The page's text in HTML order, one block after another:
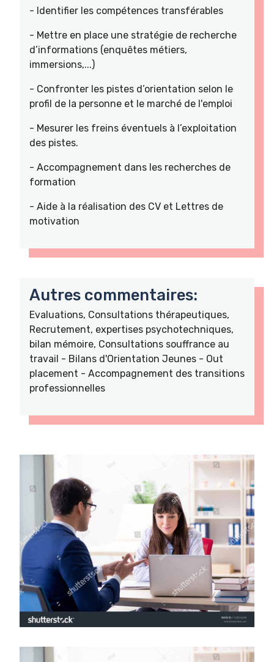
- Identifier les compétences transférables
- Mettre en place une stratégie de recherche
d’informations (enquêtes métiers,
immersions,...)
- Confronter les pistes d’orientation selon le
profil de la personne et le marché de l'emploi
- Mesurer les freins éventuels à l’exploitation
des pistes.
- Accompagnement dans les recherches de
formation
- Aide à la réalisation des CV et Lettres de
motivation
Autres commentaires:
Evaluations, Consultations thérapeutiques,
Recrutement, expertises psychotechniques,
bilan mémoire, Consultations souffrance au
travail - Bilans d'Orientation Jeunes - Out
placement - Accompagnement des transitions
professionnelles